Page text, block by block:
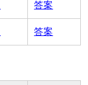
答案
答案